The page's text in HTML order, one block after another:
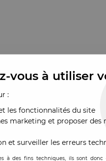
vous à utiliser
:
les fonctionnalités du site
marketing et proposer des
et surveiller les erreurs
à des fins techniques, ils sont donc